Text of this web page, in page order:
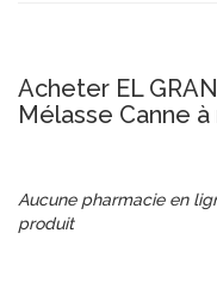
Acheter EL
Mélasse Canne
Aucune pharmacie en
produit